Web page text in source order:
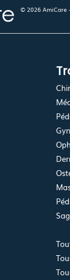
© 2026 AmiCare